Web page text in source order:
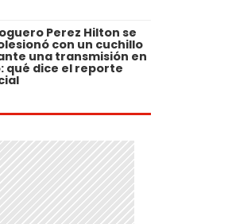
Perez Hilton se
con un cuchillo
una transmisión en
qué dice el reporte